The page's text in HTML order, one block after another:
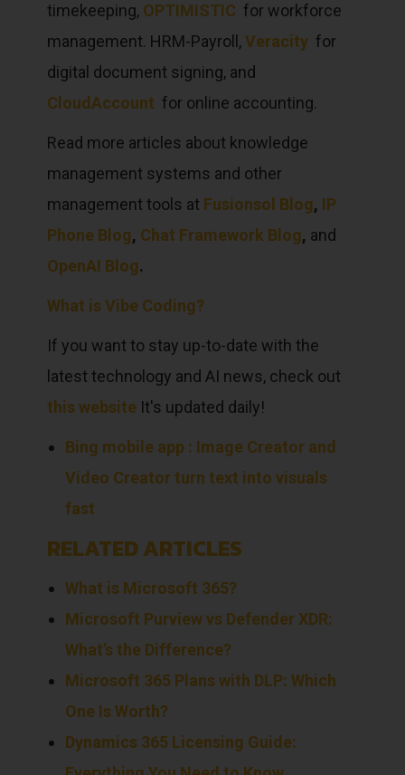
timekeeping, OPTIMISTIC for workforce
management. HRM-Payroll,Veracity for
digital document signing, and
CloudAccount for online accounting.
Read more articles about knowledge
management systems and other
management tools at Fusionsol Blog, IP
Phone Blog, Chat Framework Blog, and
OpenAI Blog.
What is Vibe Coding?
If you want to stay up-to-date with the
latest technology and AI news, check out
this website It's updated daily!
Bing mobile app : Image Creator and
Video Creator turn text into visuals
fast
RELATED ARTICLES
What is Microsoft 365?
Microsoft Purview vs Defender XDR:
What’s the Difference?
Microsoft 365 Plans with DLP: Which
One Is Worth?
Dynamics 365 Licensing Guide: